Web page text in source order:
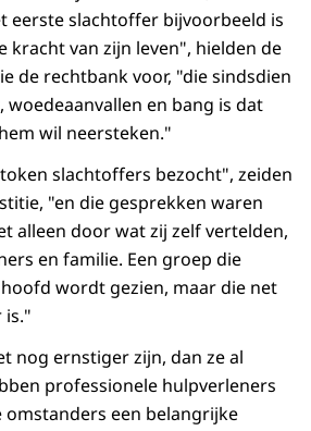
eerste slachtoffer bijvoorbeeld is
kracht van zijn leven", hielden de
de rechtbank voor, "die sindsdien
en bang is dat
wil neersteken."
slachtoffers bezocht", zeiden
"en die gesprekken waren
alleen door wat zij zelf vertelden,
en familie. Een groep die
wordt gezien, maar die net
is."
nog ernstiger zijn, dan ze al
professionele hulpverleners
omstanders een belangrijke